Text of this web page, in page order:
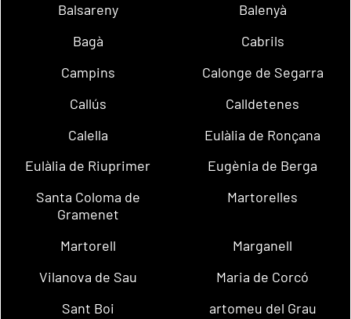
Balsareny
Balenyà
Bagà
Cabrils
Campins
Calonge de Segarra
Callús
Calldetenes
Calella
Eulàlia de Ronçana
Eulàlia de Riuprimer
Eugènia de Berga
Santa Coloma de
Gramenet
Martorelles
Martorell
Marganell
Vilanova de Sau
Maria de Corcó
Sant Boi
artomeu del Grau